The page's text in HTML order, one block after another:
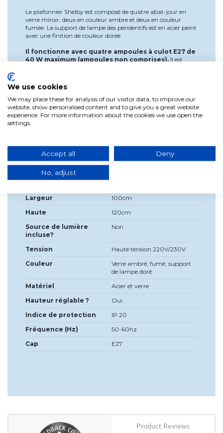
Le plafonnier Shelby est composé de quatre abat-jour en
verre miroir, deux en couleur ambre et deux en couleur
fumée. Le support de lampe des pendentifs est en acier peint
avec une finition de couleur dorée.
Il fonctionne avec quatre ampoules à culot E27 de
40 W maximum (ampoules non comprises). Il est
Dimensions : 100 cm de large x 120 cm de haut.
*La hauteur peut être ajustée.
*Base rectangulaire et câble noir.
Détails du produit
Largeur
100cm
Haute
120cm
Source de lumière
incluse?
Non
Tension
Haute tension 220V/230V
Couleur
Verre ambré, fumé, support
de lampe doré
Matériel
Acier et verre
Hauteur réglable ?
Oui
Indice de protection
IP 20
Fréquence (Hz)
50-60hz
Cap
E27
Product Reviews
We use cookies
We may place these for analysis of our visitor data, to improve our
website, show personalised content and to give you a great website
experience. For more information about the cookies we use open the
settings.
Accept all Deny
No, adjust